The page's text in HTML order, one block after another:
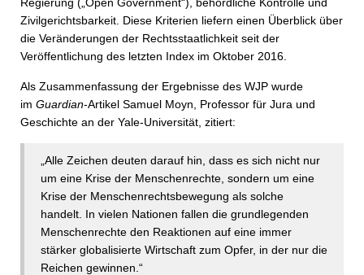
Zivilgerichtsbarkeit. Diese Kriterien liefern einen Überblick über
die Veränderungen der Rechtsstaatlichkeit seit der
Veröffentlichung des letzten Index im Oktober 2016.
Als Zusammenfassung der Ergebnisse des WJP wurde
im Guardian-Artikel Samuel Moyn, Professor für Jura und
Geschichte an der Yale-Universität, zitiert:
„Alle Zeichen deuten darauf hin, dass es sich nicht nur
um eine Krise der Menschenrechte, sondern um eine
Krise der Menschenrechtsbewegung als solche
handelt. In vielen Nationen fallen die grundlegenden
Menschenrechte den Reaktionen auf eine immer
stärker globalisierte Wirtschaft zum Opfer, in der nur die
Reichen gewinnen.“